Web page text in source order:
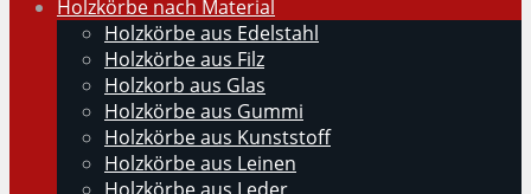
Holzkörbe nach Material
Holzkörbe aus Edelstahl
Holzkörbe aus Filz
Holzkorb aus Glas
Holzkörbe aus Gummi
Holzkörbe aus Kunststoff
Holzkörbe aus Leinen